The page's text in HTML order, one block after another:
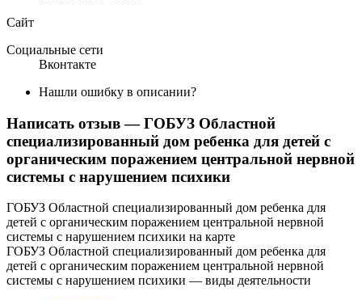
Сайт
Социальные сети
Вконтакте
Нашли ошибку в описании?
Написать отзыв— ГОБУЗ Областной
специализированный дом ребенка для детей с
органическим поражением центральной нервной
системы с нарушением психики
ГОБУЗ Областной специализированный дом ребенка для
детей с органическим поражением центральной нервной
системы с нарушением психики на карте
ГОБУЗ Областной специализированный дом ребенка для
детей с органическим поражением центральной нервной
системы с нарушением психики — виды деятельности